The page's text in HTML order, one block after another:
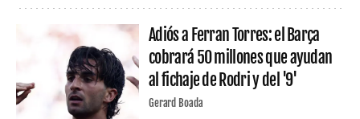
Adiós a Ferran Torres: el Barça
cobrará 50 millones que ayudan
al fichaje de Rodri y del '9'
Gerard Boada